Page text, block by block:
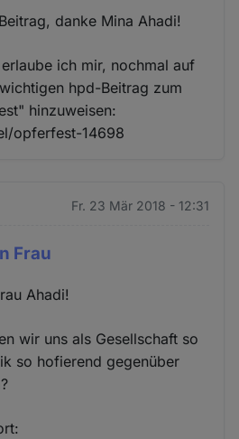
danke Mina Ahadi!
ich mir, nochmal auf
hpd-Beitrag zum
hinzuweisen:
opferfest-14698
Fr. 23 Mär 2018 - 12:31
Frau
Ahadi!
wir uns als Gesellschaft so
so hofierend gegenüber